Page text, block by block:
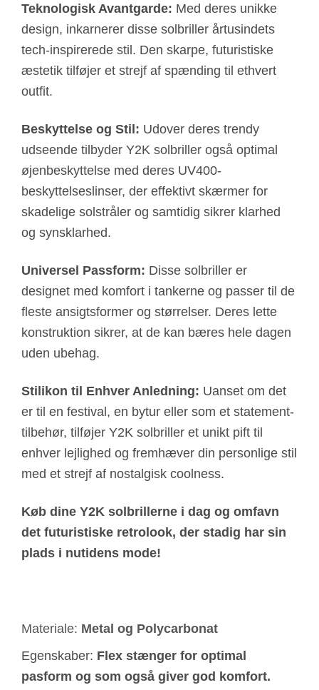
Teknologisk Avantgarde: Med deres unikke
design, inkarnerer disse solbriller årtusindets
tech-inspirerede stil. Den skarpe, futuristiske
æstetik tilføjer et strejf af spænding til ethvert
outfit.
Beskyttelse og Stil: Udover deres trendy
udseende tilbyder Y2K solbriller også optimal
øjenbeskyttelse med deres UV400-
beskyttelseslinser, der effektivt skærmer for
skadelige solstråler og samtidig sikrer klarhed
og synsklarhed.
Universel Passform: Disse solbriller er
designet med komfort i tankerne og passer til de
fleste ansigtsformer og størrelser. Deres lette
konstruktion sikrer, at de kan bæres hele dagen
uden ubehag.
Stilikon til Enhver Anledning: Uanset om det
er til en festival, en bytur eller som et statement-
tilbehør, tilføjer Y2K solbriller et unikt pift til
enhver lejlighed og fremhæver din personlige stil
med et strejf af nostalgisk coolness.
Køb dine Y2K solbrillerne i dag og omfavn
det futuristiske retrolook, der stadig har sin
plads i nutidens mode!
Materiale: Metal og Polycarbonat
Egenskaber: Flex stænger for optimal
pasform og som også giver god komfort.